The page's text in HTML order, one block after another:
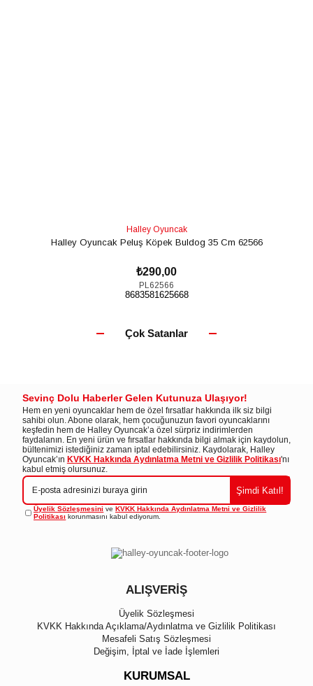
Halley Oyuncak
Halley Oyuncak Peluş Köpek Buldog 35 Cm 62566
₺290,00
PL62566
8683581625668
Çok Satanlar
Sevinç Dolu Haberler Gelen Kutunuza Ulaşıyor!
Hem en yeni oyuncaklar hem de özel fırsatlar hakkında ilk siz bilgi
sahibi olun. Abone olarak, hem çocuğunuzun favori oyuncaklarını
keşfedin hem de Halley Oyuncak’a özel sürpriz indirimlerden
faydalanın. En yeni ürün ve fırsatlar hakkında bilgi almak için kaydolun,
bültenimizi istediğiniz zaman iptal edebilirsiniz. Kaydolarak, Halley
Oyuncak’ın KVKK Hakkında Aydınlatma Metni ve Gizlilik Politikası'nı
kabul etmiş olursunuz.
Şimdi Katıl!
Üyelik Sözleşmesini ve KVKK Hakkında Aydınlatma Metni ve Gizlilik
Politikası korunmasını kabul ediyorum.
ALIŞVERİŞ
Üyelik Sözleşmesi
KVKK Hakkında Açıklama/Aydınlatma ve Gizlilik Politikası
Mesafeli Satış Sözleşmesi
Değişim, İptal ve İade İşlemleri
KURUMSAL